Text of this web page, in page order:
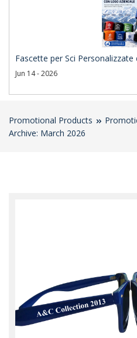
Fascette per Sci
Jun 14 - 2026
Promotional Products
Archive: March 2026